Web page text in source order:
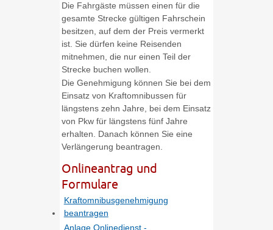
Die Fahrgäste müssen einen für die
gesamte Strecke gültigen Fahrschein
besitzen, auf dem der Preis vermerkt
ist. Sie dürfen keine Reisenden
mitnehmen, die nur einen Teil der
Strecke buchen wollen.
Die Genehmigung können Sie bei dem
Einsatz von Kraftomnibussen für
längstens zehn Jahre, bei dem Einsatz
von Pkw für längstens fünf Jahre
erhalten. Danach können Sie eine
Verlängerung beantragen.
Onlineantrag und
Formulare
Kraftomnibusgenehmigung
beantragen
Anlage Onlinedienst -